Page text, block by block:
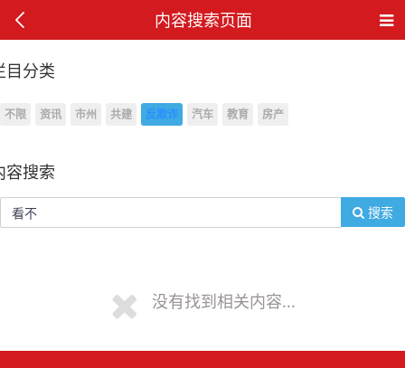
内容搜索页面
目分类
不限 资讯 市州 共建 反欺诈 汽车 教育 房产
容搜索
搜索
没有找到相关内容...